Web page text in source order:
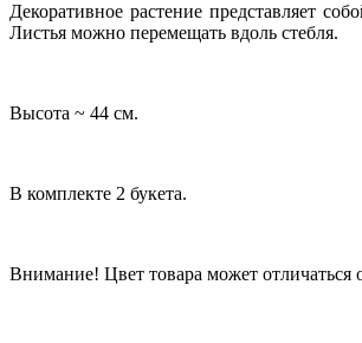
Декоративное растение представляет
Листья можно перемещать вдоль стебля.
Высота ~ 44 см.
В комплекте 2 букета.
Внимание! Цвет товара может отличаться